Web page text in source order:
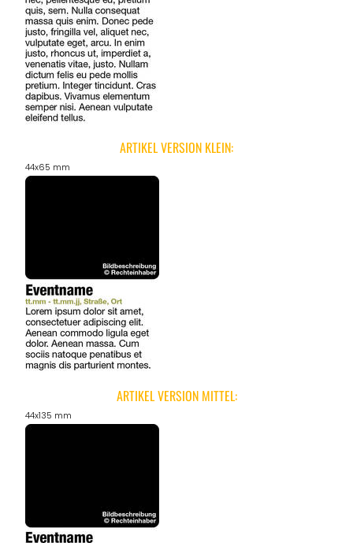
ANGEBOTE
ARTIKEL VERSION KLEIN:
44x65 mm
ARTIKEL VERSION MITTEL:
44x135 mm